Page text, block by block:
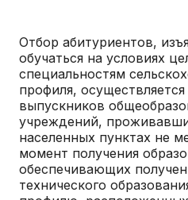
Отбор абитуриентов,
обучаться на условиях
специальностям
профиля,
выпускников
учреждений,
населенных пунктах не
момент получения
обеспечивающих
технического